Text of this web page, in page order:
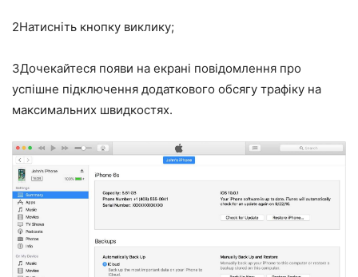
2Натисніть кнопку виклику;
3Дочекайтеся появи на екрані повідомлення про
успішне підключення додаткового обсягу трафіку на
максимальних швидкостях.